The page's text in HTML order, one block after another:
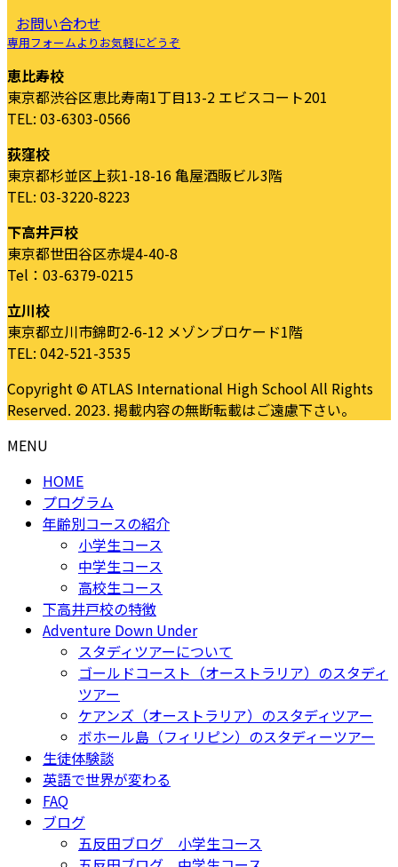
お問い合わせ
専用フォームよりお気軽にどうぞ
恵比寿校
東京都渋谷区恵比寿南1丁目13-2 エビスコート201
TEL: 03-6303-0566
荻窪校
東京都杉並区上荻1-18-16 亀屋酒販ビル3階
TEL: 03-3220-8223
下高井戸校
東京都世田谷区赤堤4-40-8
Tel：03-6379-0215
立川校
東京都立川市錦町2-6-12 メゾンブロケード1階
TEL: 042-521-3535
Copyright © ATLAS International High School All Rights
Reserved. 2023. 掲載内容の無断転載はご遠慮下さい。
MENU
HOME
プログラム
年齢別コースの紹介
小学生コース
中学生コース
高校生コース
下高井戸校の特徴
Adventure Down Under
スタディツアーについて
ゴールドコースト（オーストラリア）のスタディ
ツアー
ケアンズ（オーストラリア）のスタディツアー
ボホール島（フィリピン）のスタディーツアー
生徒体験談
英語で世界が変わる
FAQ
ブログ
五反田ブログ 小学生コース